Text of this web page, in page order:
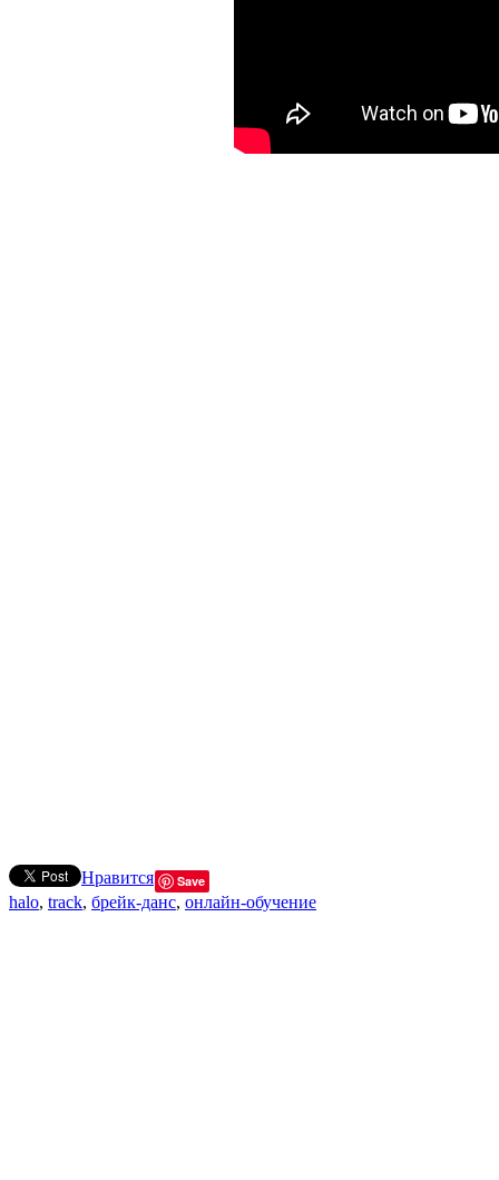
Нравится Save
halo, track, брейк-данс, онлайн-обучение